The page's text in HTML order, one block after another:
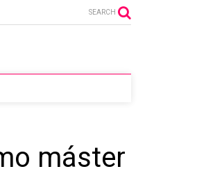
SEARCH
máster